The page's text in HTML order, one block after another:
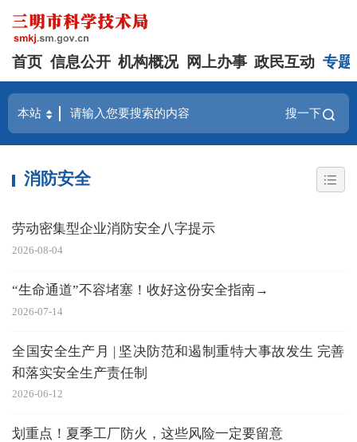
首页 信息公开 机构概况 网上办事 政民互动 专题
搜一下
消防安全
劳动密集型企业消防安全八字提示
2026-08-04
“生命通道”不容堵塞！收好这份安全指南→
2026-07-14
全国安全生产月 | 坚决防范和遏制重特大事故发生 完善
和落实安全生产责任制
2026-06-12
划重点！夏季工厂防火，这些风险一定要留意